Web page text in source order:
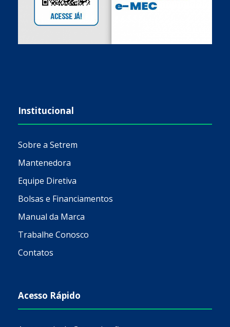
Institucional
Sobre a Setrem
Mantenedora
Equipe Diretiva
Bolsas e Financiamentos
Manual da Marca
Trabalhe Conosco
Contatos
Acesso Rápido